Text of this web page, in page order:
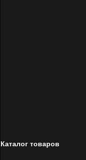
Каталог товаров